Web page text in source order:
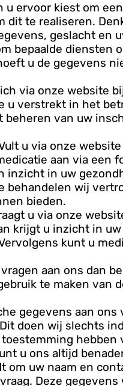
u ervoor kiest om
dit te realiseren.
geslacht en
bepaalde diensten
u de gegevens
via onze website
u verstrekt in het
van uw
u via onze
aan via een
inzicht in uw
behandelen wij
bieden.
u via onze
krijgt u inzicht in
kunt u
aan ons dan
te maken van
gegevens aan
doen wij slechts
hebben
u ons altijd
om uw naam en
Deze